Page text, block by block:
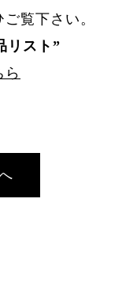
覧下さい。
リスト ”
ら